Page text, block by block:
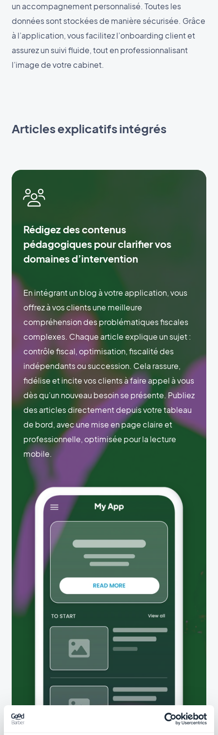
un accompagnement personnalisé. Toutes les
données sont stockées de manière sécurisée. Grâce
à l’application, vous facilitez l’onboarding client et
assurez un suivi fluide, tout en professionnalisant
l’image de votre cabinet.
Articles explicatifs intégrés
Rédigez des contenus
pédagogiques pour clarifier vos
domaines d’intervention
En intégrant un blog à votre application, vous
offrez à vos clients une meilleure
compréhension des problématiques fiscales
complexes. Chaque article explique un sujet :
contrôle fiscal, optimisation, fiscalité des
indépendants ou succession. Cela rassure,
fidélise et incite vos clients à faire appel à vous
dès qu’un nouveau besoin se présente. Publiez
des articles directement depuis votre tableau
de bord, avec une mise en page claire et
professionnelle, optimisée pour la lecture
mobile.